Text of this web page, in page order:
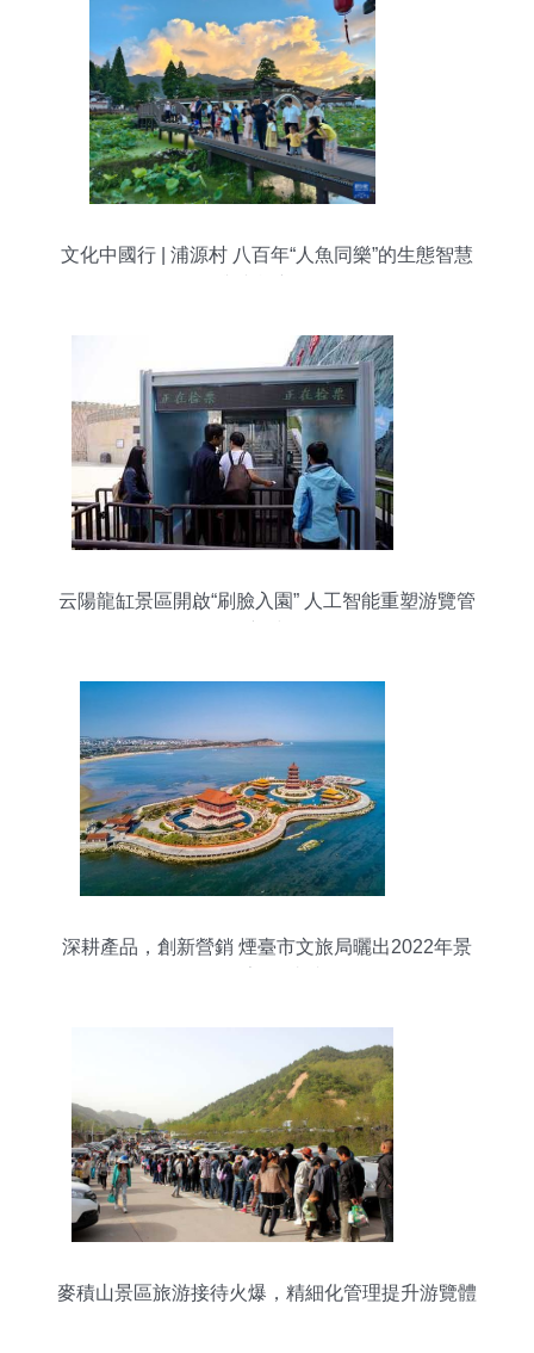
文化中國行 | 浦源村 八百年“人魚同樂”的生態智慧
云陽龍缸景區開啟“刷臉入園” 人工智能重塑游覽管
深耕產品，創新營銷 煙臺市文旅局曬出2022年景
麥積山景區旅游接待火爆，精細化管理提升游覽體